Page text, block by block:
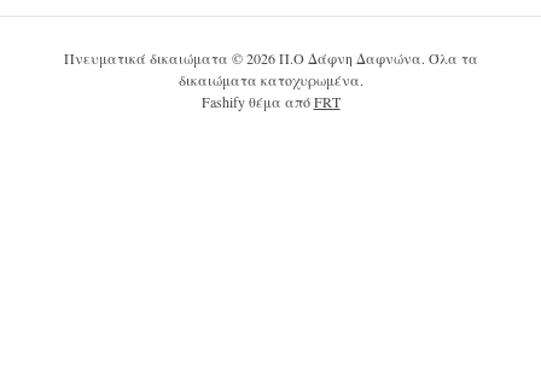
Πνευματικά δικαιώματα © 2026 Π.Ο Δάφνη Δαφνώνα. Όλα τα
δικαιώματα κατοχυρωμένα.
Fashify θέμα απόFRT